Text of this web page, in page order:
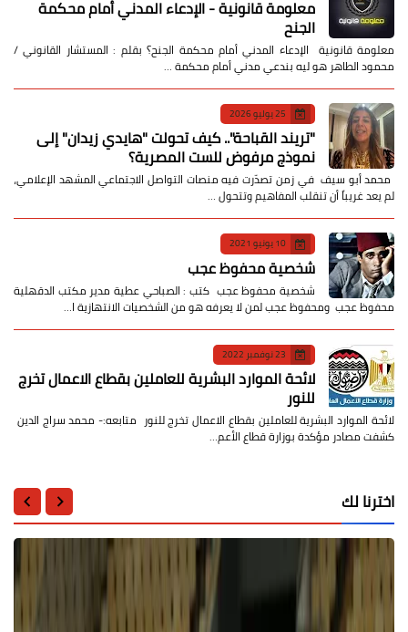
معلومة قانونية - الإدعاء المدني أمام محكمة
الجنح
معلومة قانونية الإدعاء المدني أمام محكمة الجنح؟ بقلم : المستشار القانوني /
محمود الطاهر هو ليه بندعي مدني أمام محكمة …
25 يوليو 2026
​"تريند القباحة".. كيف تحولت "هايدي زيدان" إلى
نموذج مرفوض للست المصرية؟
​ محمد أبو سيف ​في زمن تصدّرت فيه منصات التواصل الاجتماعي المشهد الإعلامي،
لم يعد غريباً أن تنقلب المفاهيم وتتحول …
10 يونيو 2021
شخصية محفوظ عجب
شخصية محفوظ عجب كتب : الصباحي عطية مدير مكتب الدقهلية
محفوظ عجب ومحفوظ عجب لمن لا يعرفه هو من الشخصيات الانتهازية ا…
23 نوفمبر 2022
لائحة الموارد البشرية للعاملين بقطاع الاعمال تخرج
للنور
لائحة الموارد البشرية للعاملين بقطاع الاعمال تخرج للنور متابعه:- محمد سراج الدين
كشفت مصادر مؤكدة بوزارة قطاع الأعم…
اخترنا لك